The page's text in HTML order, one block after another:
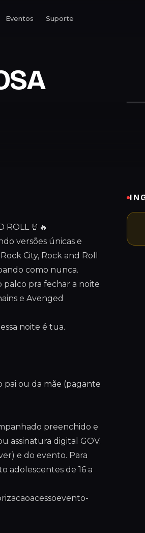
Eventos Suporte
ROLL 🤘🔥
versões únicas e
City, Rock and Roll
como nunca.
palco pra fechar a noite
e Avenged
noite é tua.
pai ou da mãe (pagante
preenchido e
assinatura digital GOV.
e do evento. Para
adolescentes de 16 a